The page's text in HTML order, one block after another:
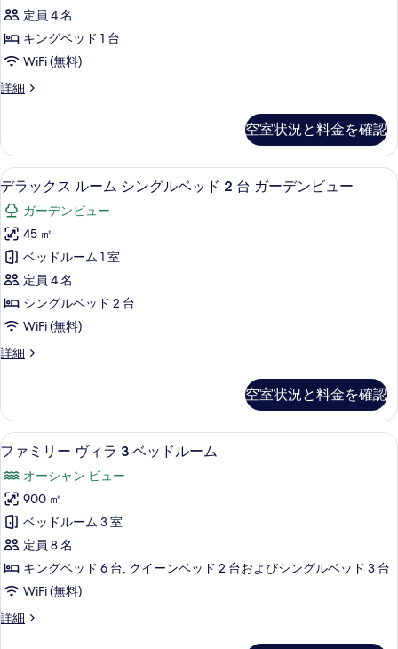
真
を
表
示
る
ビ
ュ
ー
の
て
の
写
真
を
表
示
す
数
台)
シ
ー
ュ
詳
細
ス
ル
ー
ム
キ
グ
ベ
ッ
ド
1
台
(Garden
Access)
の
す
べ
の
写
真
を
表
示
す
る
定員 4 名
キングベッド 1 台
WiFi (無料)
詳細
デ
ス
ル
ー
キ
ン
グ
ベ
ッ
ド
台
Access)
細
空室状況と料金を確認
デ
ラ
ッ
ク
ス
ル
ー
ム
シ
グ
ル
ベ
ッ
ド
2
台
ガ
ー
デ
7
デラックス ルーム シングルベッド 2 台 ガーデンビュー
ガーデンビュー
45 ㎡
ベッドルーム 1 室
定員 4 名
シングルベッド 2 台
WiFi (無料)
詳細
デ
ス
ル
ー
シ
ン
グ
ル
ベ
ッ
ド
2
ガ
空室状況と料金を確認
フ
ァ
ミ
リ
ー
ヴ
ィ
ラ
3
ファミリー ヴィラ 3 ベッドルーム |
15
ファミリー ヴィラ 3 ベッドルーム
オーシャン ビュー
900 ㎡
ベッドルーム 3 室
定員 8 名
キングベッド 6 台, クイーンベッド 2 台およびシングルベッド 3 台
WiFi (無料)
詳細
フ